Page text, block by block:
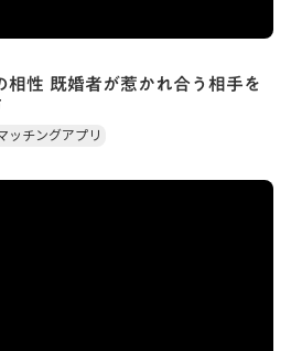
性 既婚者が惹かれ合う相手を
ッチングアプリ